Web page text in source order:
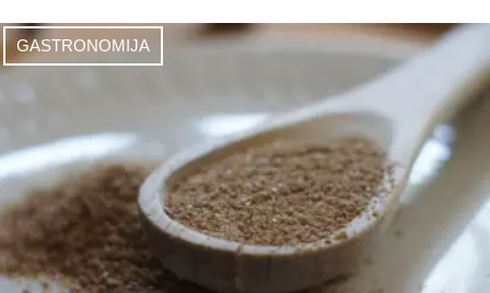
GASTRONOMIJA